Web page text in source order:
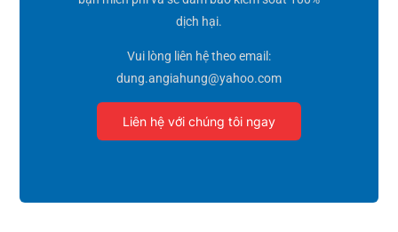
dịch hại.
Vui lòng liên hệ theo email:
dung.angiahung@yahoo.com
Liên hệ với chúng tôi ngay